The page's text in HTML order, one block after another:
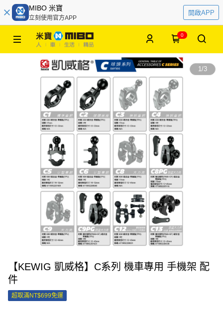
MIBO 米寶
立刻使用官方APP
開啟APP
0
1/3
【KEWIG 凱威格】C系列 機車專用 手機架 配
件
超取滿NT$699免運